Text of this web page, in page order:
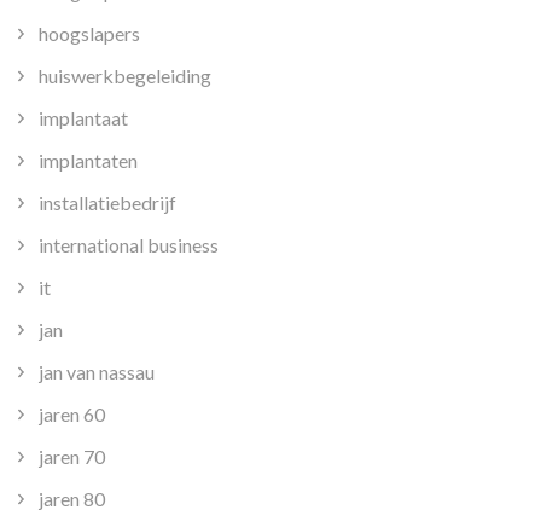
hoogslapers
huiswerkbegeleiding
implantaat
implantaten
installatiebedrijf
international business
it
jan
jan van nassau
jaren 60
jaren 70
jaren 80